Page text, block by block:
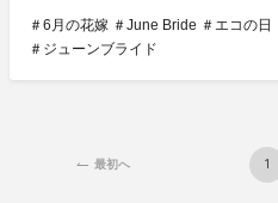
＃6月の花嫁 ＃June Bride ＃エコの日
＃ジューンブライド
最初へ 1